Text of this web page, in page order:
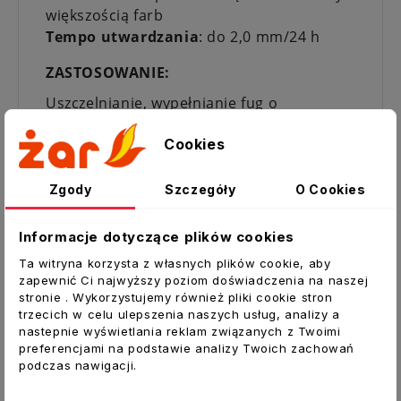
większością farb
Tempo utwardzania: do 2,0 mm/24 h
ZASTOSOWANIE:
Uszczelnianie, wypełnianie fug o
ruchomości maksymalnie do 12%:
obróbka blacharska dachów
blacharskich, kominów, okapów, pasów
połączeń
uszczelnianie przewodów
wentylacyjnych,
klimatyzacyjnych, spalinowych,
połączenia rynien i rur spustowych
uszczelnianie złącz w materiałach
dekarskich
Cookies
Zgody Szczegóły O Cookies
Informacje dotyczące plików cookies
Ta witryna korzysta z własnych plików cookie, aby
zapewnić Ci najwyższy poziom doświadczenia na naszej
stronie . Wykorzystujemy również pliki cookie stron
trzecich w celu ulepszenia naszych usług, analizy a
nastepnie wyświetlania reklam związanych z Twoimi
preferencjami na podstawie analizy Twoich zachowań
podczas nawigacji.